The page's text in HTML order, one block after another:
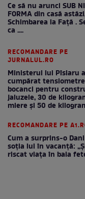
Ce să nu arunci SUB
FORMA din casă
Schimbarea la Față .
ca ....
RECOMANDARE PE
JURNALUL.RO
Ministerul lui Pîslaru a
cumpărat
bocanci pentru
jaluzele, 30 de
miere și 50 de
RECOMANDARE PE
Cum a surprins-o
soția lui în vacanță:
riscat viața în baia